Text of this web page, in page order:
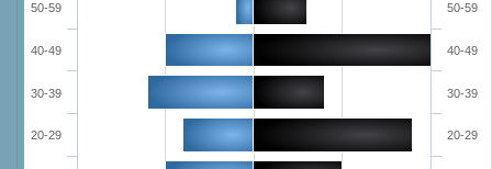
20-29
30-39
40-49
50-59
20-29
30-39
40-49
50-59